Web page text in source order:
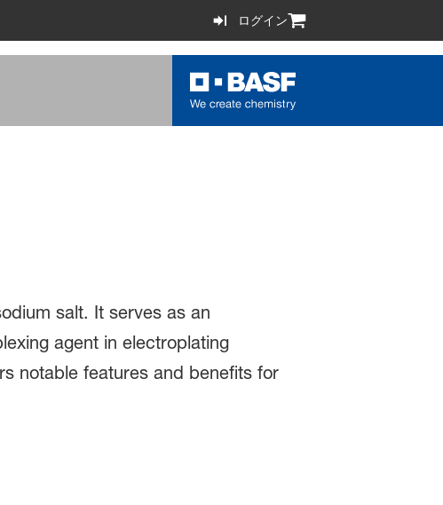
ログイン
salt. It serves as an
agent in electroplating
notable features and benefits for